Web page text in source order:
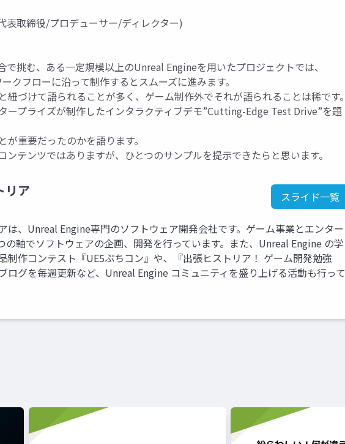
表取締役/プロデューサー/ディレクター)
で挑む、ある一定規模以上のUnreal Engineを用いたプロジェクトでは、
クフローに沿って制作するとスムーズに進みます。
紐づけて語られることが多く、ゲーム制作外でそれが語られることは稀です。
ープライズが制作したインタラクティブデモ”Cutting-Edge Test Drive”を題
重要だったのかを語ります。
テンツではありますが、ひとつのサンプルを提示できたらと思います。
リア スライド一覧
は、Unreal Engine専門のソフトウェア開発会社です。ゲーム事業とエンター
の軸でソフトウェアの企画、開発を行っています。また、Unreal Engine の学
制作コンテスト『UE5ぷちコン』や、『出張ヒストリア！ ゲーム開発勉強
ログを毎週更新など、Unreal Engine コミュニティを盛り上げる活動も行って